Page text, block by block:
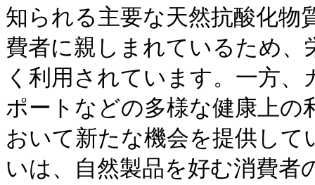
知られる主要な天然抗酸化物
費者に親しまれているため
く利用されています。一方
ポートなどの多様な健康上
おいて新たな機会を提供し
いは、自然製品を好む消費者